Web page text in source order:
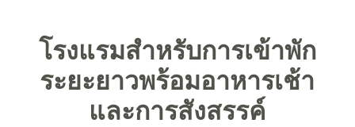
โรงแรมสำหรับการเข้าพัก
ระยะยาวพร้อมอาหารเช้า
และการสังสรรค์